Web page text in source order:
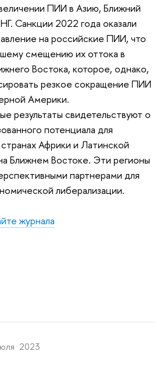
ПИИ в Азию, Ближний
Санкции 2022 года оказали
на российские ПИИ, что
смещению их оттока в
Востока, которое, однако,
резкое сокращение ПИИ
Америки.
результаты свидетельствуют о
потенциала для
Африки и Латинской
Ближнем Востоке. Эти регионы
партнерами для
либерализации.
журнала
2023